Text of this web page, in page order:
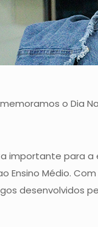
o Dia
importante para a
Ensino Médio.
desenvolvidos